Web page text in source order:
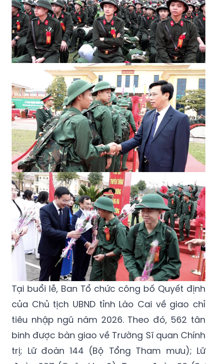
Tại buổi lễ, Ban Tổ chức công bố Quyết định
của Chủ tịch UBND tỉnh Lào Cai về giao chỉ
tiêu nhập ngũ năm 2026. Theo đó, 562 tân
binh được bàn giao về Trường Sĩ quan Chính
trị; Lữ đoàn 144 (Bộ Tổng Tham mưu); Lữ